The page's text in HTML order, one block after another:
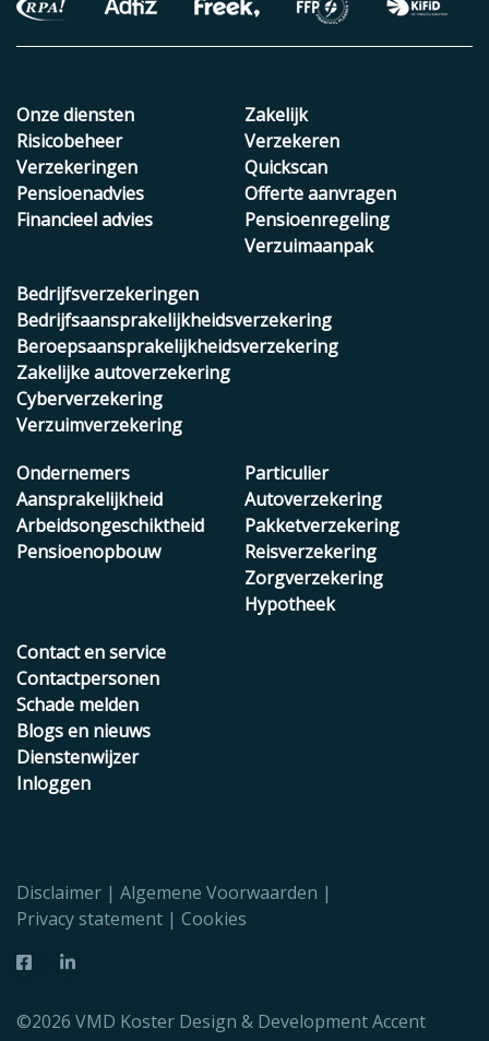
Onze diensten
Risicobeheer
Verzekeringen
Pensioenadvies
Financieel advies
Zakelijk
Verzekeren
Quickscan
Offerte aanvragen
Pensioenregeling
Verzuimaanpak
Bedrijfsverzekeringen
Bedrijfsaansprakelijkheidsverzekering
Beroepsaansprakelijkheidsverzekering
Zakelijke autoverzekering
Cyberverzekering
Verzuimverzekering
Ondernemers
Aansprakelijkheid
Arbeidsongeschiktheid
Pensioenopbouw
Particulier
Autoverzekering
Pakketverzekering
Reisverzekering
Zorgverzekering
Hypotheek
Contact en service
Contactpersonen
Schade melden
Blogs en nieuws
Dienstenwijzer
Inloggen
©2026 VMD Koster Design & DevelopmentAccent
Disclaimer
Algemene Voorwaarden
Privacy statement
Cookies